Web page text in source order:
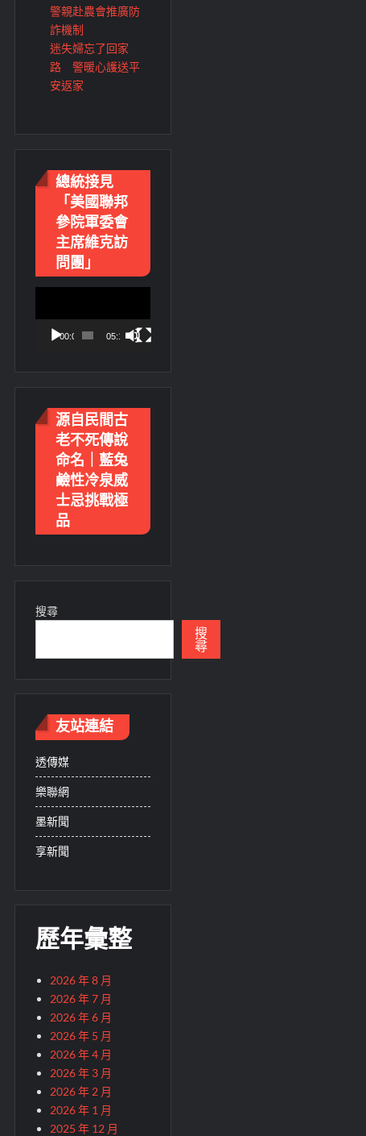
警親赴農會推廣防
詐機制
迷失婦忘了回家
路 警暖心護送平
安返家
總統接見
「美國聯邦
參院軍委會
主席維克訪
問團」
00:00 05:18
源自民間古
老不死傳說
命名｜藍兔
鹼性冷泉威
士忌挑戰極
品
搜尋
搜
尋
友站連結
透傳媒
樂聯網
墨新聞
享新聞
歷年彙整
2026 年 8 月
2026 年 7 月
2026 年 6 月
2026 年 5 月
2026 年 4 月
2026 年 3 月
2026 年 2 月
2026 年 1 月
2025 年 12 月